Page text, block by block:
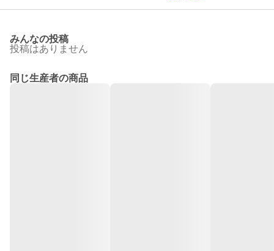
みんなの投稿
投稿はありません
同じ生産者の商品